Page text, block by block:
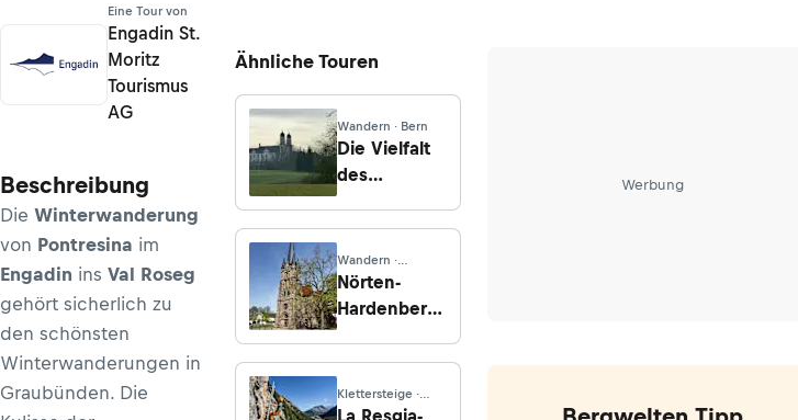
Eine Tour von
Engadin St.
Moritz
Tourismus
AG
Beschreibung
Die Winterwanderung
von Pontresina im
Engadin ins Val Roseg
gehört sicherlich zu
den schönsten
Winterwanderungen in
Graubünden. Die
Ähnliche Touren
Wandern · Bern
Die Vielfalt
des
erwandern
Wandern ·
Niedersachsen
Nörten-
Hardenberg
Klettersteige ·
Lombardei
La Resgia-
Werbung